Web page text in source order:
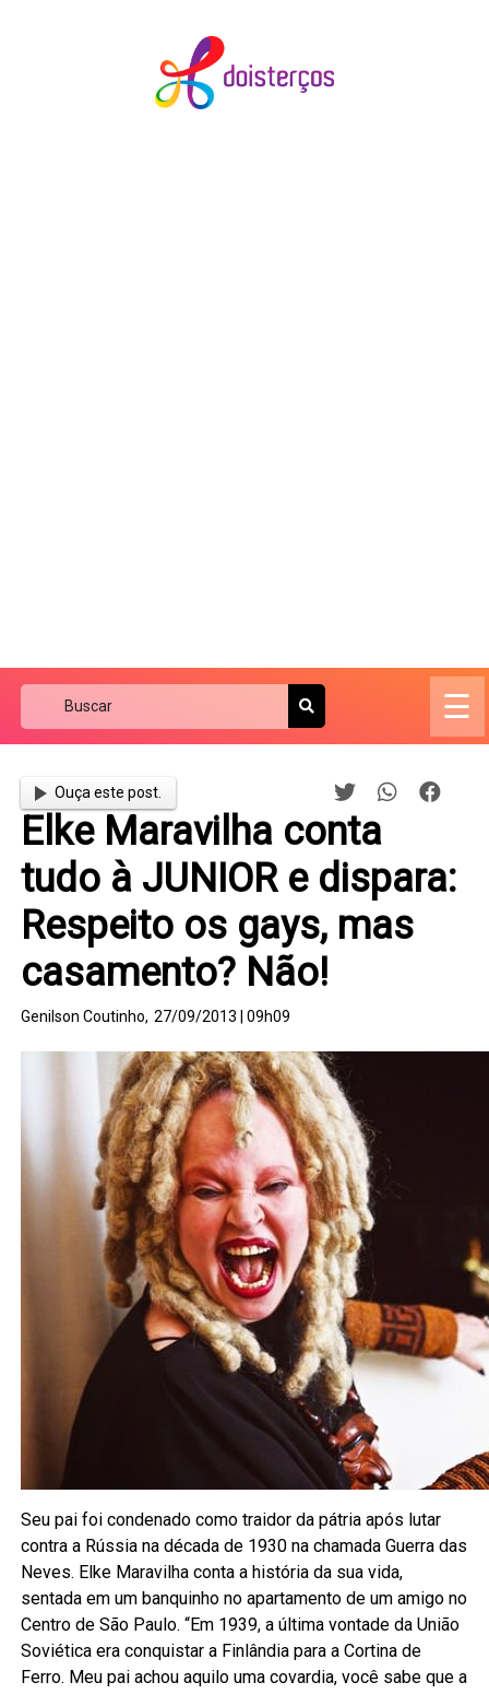
☰
Ouça este post.
Elke Maravilha conta
tudo à JUNIOR e dispara:
Respeito os gays, mas
casamento? Não!
Genilson Coutinho, 27/09/2013 | 09h09
Seu pai foi condenado como traidor da pátria após lutar
contra a Rússia na década de 1930 na chamada Guerra das
Neves. Elke Maravilha conta a história da sua vida,
sentada em um banquinho no apartamento de um amigo no
Centro de São Paulo. “Em 1939, a última vontade da União
Soviética era conquistar a Finlândia para a Cortina de
Ferro. Meu pai achou aquilo uma covardia, você sabe que a